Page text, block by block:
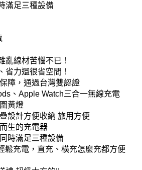
滿足三種設備
亂線材苦惱不已！
省力還很省空間！
障，通過台灣雙認證
、Apple Watch三合一無線充電
黃燈
設計方便收納 旅用方便
生的充電器
時滿足三種設備
充電，直充、橫充怎麼充都方便